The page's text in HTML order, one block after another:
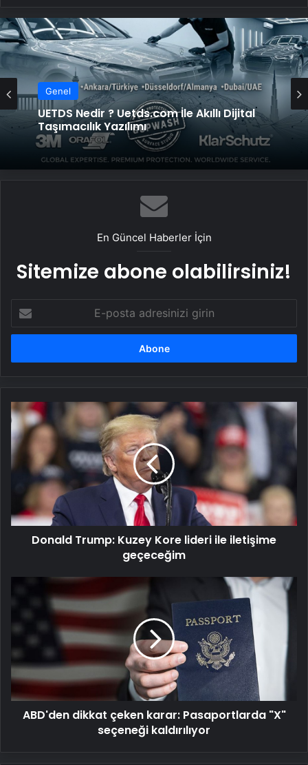
Genel
UETDS Nedir ? Uetds.com İle Akıllı Dijital
Taşımacılık Yazılımı
En Güncel Haberler İçin
Sitemize abone olabilirsiniz!
posta
adresinizi
Donald
Trump:
Kuzey
Kore
lideri
iletişime
geçeceğim
Donald Trump: Kuzey Kore lideri ile iletişime
geçeceğim
karar:
Pasaportlarda
seçeneği
kaldırılıyor
ABD'den dikkat çeken karar: Pasaportlarda "X"
seçeneği kaldırılıyor